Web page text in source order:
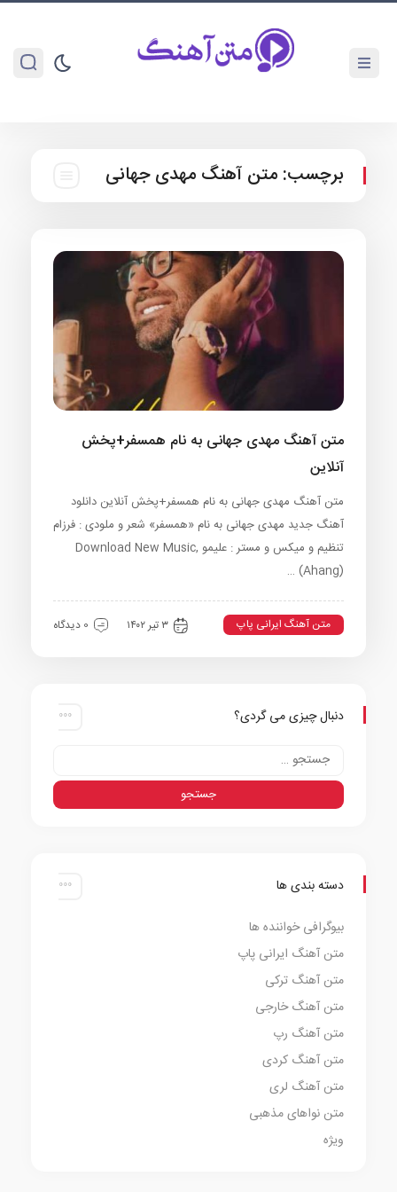
برچسب: متن آهنگ مهدی جهانی
متن آهنگ مهدی جهانی به نام همسفر+پخش
آنلاین
متن آهنگ مهدی جهانی به نام همسفر+پخش آنلاین دانلود
آهنگ جدید مهدی جهانی به نام «همسفر» شعر و ملودی : فرزام
تنظیم و میکس و مستر : علیمو Download New Music,
(Ahang) …
متن آهنگ ایرانی پاپ ۳ تیر ۱۴۰۲ 0 دیدگاه
دنبال چیزی می گردی؟
دسته بندی ها
بیوگرافی خواننده ها
متن آهنگ ایرانی پاپ
متن آهنگ ترکی
متن آهنگ خارجی
متن آهنگ رپ
متن آهنگ کردی
متن آهنگ لری
متن نواهای مذهبی
ویژه